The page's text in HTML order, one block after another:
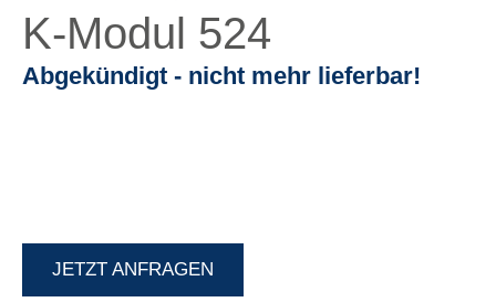
K-Modul 524
Abgekündigt - nicht mehr lieferbar!
JETZT ANFRAGEN